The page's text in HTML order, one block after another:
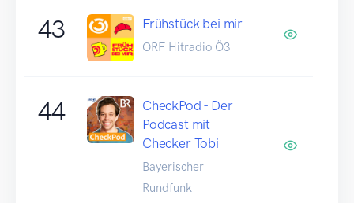
43 Frühstück bei mir
ORF Hitradio Ö3
44
CheckPod - Der
Podcast mit
Checker Tobi
Bayerischer
Rundfunk